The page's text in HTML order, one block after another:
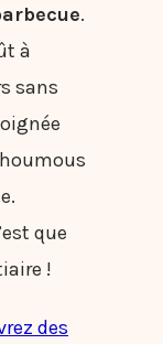
.
à
sans
que
!
des